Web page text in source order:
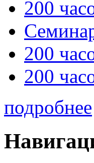
200
200
200
подробнее